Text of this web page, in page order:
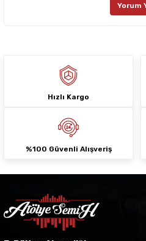
Ürün fiyatı diğer sitelerden dahaYorum
Hızlı Kargo
%100 Güvenli Alışveriş